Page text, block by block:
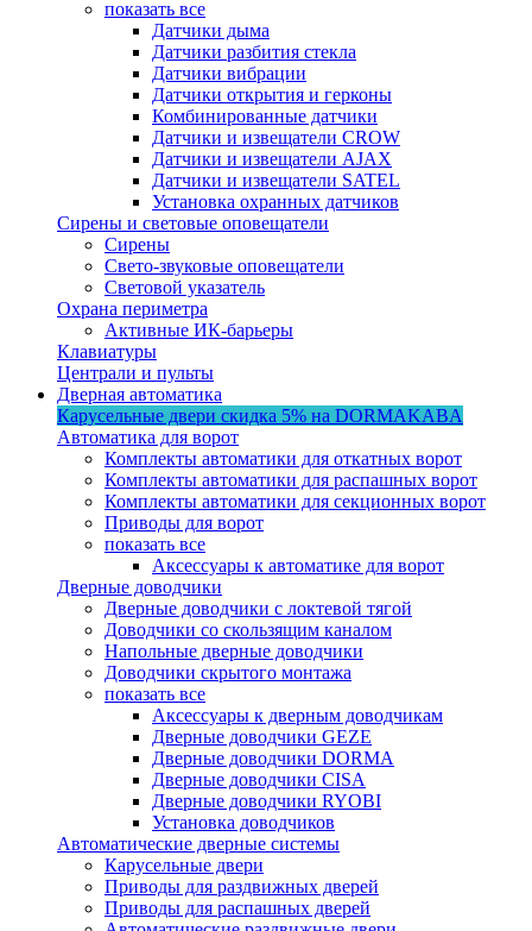
показать все
Датчики дыма
Датчики разбития стекла
Датчики вибрации
Датчики открытия и герконы
Комбинированные датчики
Датчики и извещатели CROW
Датчики и извещатели AJAX
Датчики и извещатели SATEL
Установка охранных датчиков
Сирены и световые оповещатели
Сирены
Свето-звуковые оповещатели
Световой указатель
Охрана периметра
Активные ИК-барьеры
Клавиатуры
Централи и пульты
Дверная автоматика
Карусельные двери скидка 5% на DORMAKABA
Автоматика для ворот
Комплекты автоматики для откатных ворот
Комплекты автоматики для распашных ворот
Комплекты автоматики для секционных ворот
Приводы для ворот
показать все
Аксессуары к автоматике для ворот
Дверные доводчики
Дверные доводчики с локтевой тягой
Доводчики со скользящим каналом
Напольные дверные доводчики
Доводчики скрытого монтажа
показать все
Аксессуары к дверным доводчикам
Дверные доводчики GEZE
Дверные доводчики DORMA
Дверные доводчики CISA
Дверные доводчики RYOBI
Установка доводчиков
Автоматические дверные системы
Карусельные двери
Приводы для раздвижных дверей
Приводы для распашных дверей